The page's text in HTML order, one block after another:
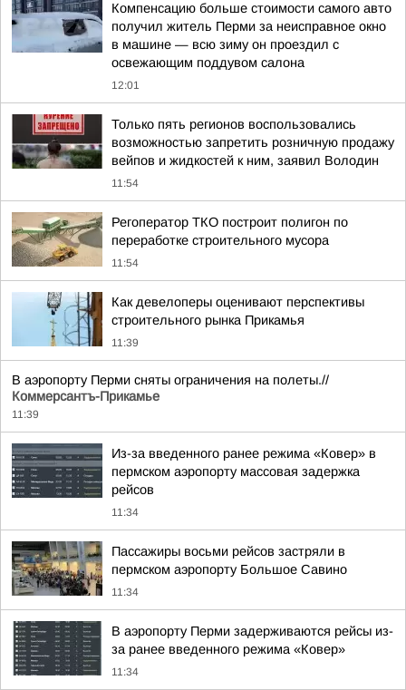
Компенсацию больше стоимости самого авто
получил житель Перми за неисправное окно
в машине — всю зиму он проездил с
освежающим поддувом салона
12:01
Только пять регионов воспользовались
возможностью запретить розничную продажу
вейпов и жидкостей к ним, заявил Володин
11:54
Регоператор ТКО построит полигон по
переработке строительного мусора
11:54
Как девелоперы оценивают перспективы
строительного рынка Прикамья
11:39
В аэропорту Перми сняты ограничения на полеты.//
Коммерсантъ-Прикамье
11:39
Из-за введенного ранее режима «Ковер» в
пермском аэропорту массовая задержка
рейсов
11:34
Пассажиры восьми рейсов застряли в
пермском аэропорту Большое Савино
11:34
В аэропорту Перми задерживаются рейсы из-
за ранее введенного режима «Ковер»
11:34